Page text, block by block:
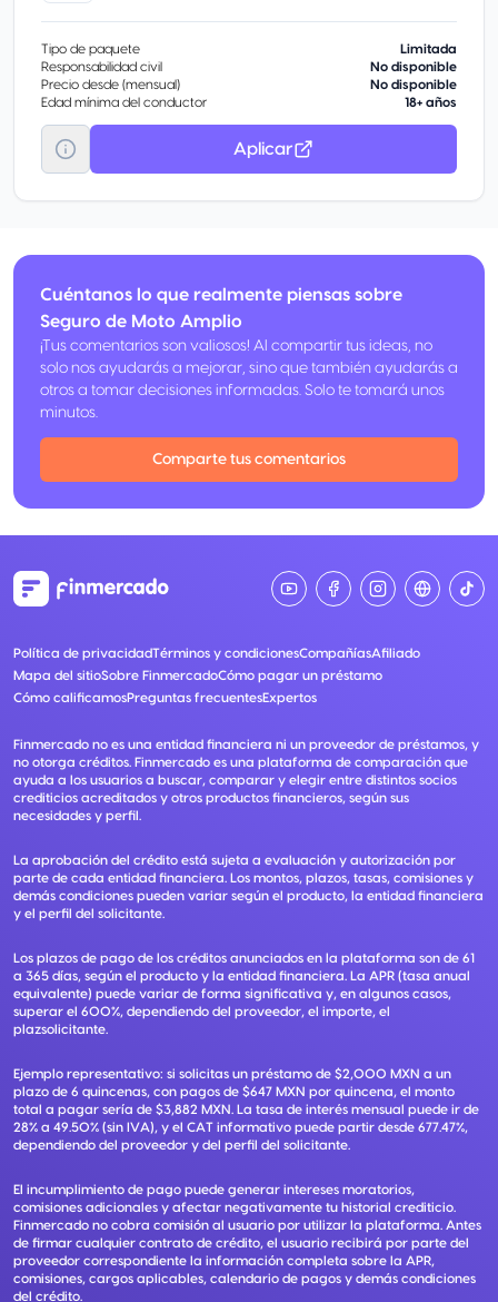
Tipo de paquete
Limitada
Responsabilidad civil
No disponible
Precio desde (mensual)
No disponible
Edad mínima del conductor
18+ años
Aplicar
Cuéntanos lo que realmente piensas sobre
Seguro de Moto Amplio
¡Tus comentarios son valiosos! Al compartir tus ideas, no
solo nos ayudarás a mejorar, sino que también ayudarás a
otros a tomar decisiones informadas. Solo te tomará unos
minutos.
Comparte tus comentarios
Política de privacidadTérminos y condicionesCompañíasAfiliado
Mapa del sitioSobre FinmercadoCómo pagar un préstamo
Cómo calificamosPreguntas frecuentesExpertos
Finmercado no es una entidad financiera ni un proveedor de préstamos, y
no otorga créditos. Finmercado es una plataforma de comparación que
ayuda a los usuarios a buscar, comparar y elegir entre distintos socios
crediticios acreditados y otros productos financieros, según sus
necesidades y perfil.
La aprobación del crédito está sujeta a evaluación y autorización por
parte de cada entidad financiera. Los montos, plazos, tasas, comisiones y
demás condiciones pueden variar según el producto, la entidad financiera
y el perfil del solicitante.
Los plazos de pago de los créditos anunciados en la plataforma son de 61
a 365 días, según el producto y la entidad financiera. La APR (tasa anual
equivalente) puede variar de forma significativa y, en algunos casos,
superar el 600%, dependiendo del proveedor, el importe, el
plazsolicitante.
Ejemplo representativo: si solicitas un préstamo de $2,000 MXN a un
plazo de 6 quincenas, con pagos de $647 MXN por quincena, el monto
total a pagar sería de $3,882 MXN. La tasa de interés mensual puede ir de
28% a 49.50% (sin IVA), y el CAT informativo puede partir desde 677.47%,
dependiendo del proveedor y del perfil del solicitante.
El incumplimiento de pago puede generar intereses moratorios,
comisiones adicionales y afectar negativamente tu historial crediticio.
Finmercado no cobra comisión al usuario por utilizar la plataforma. Antes
de firmar cualquier contrato de crédito, el usuario recibirá por parte del
proveedor correspondiente la información completa sobre la APR,
comisiones, cargos aplicables, calendario de pagos y demás condiciones
del crédito.